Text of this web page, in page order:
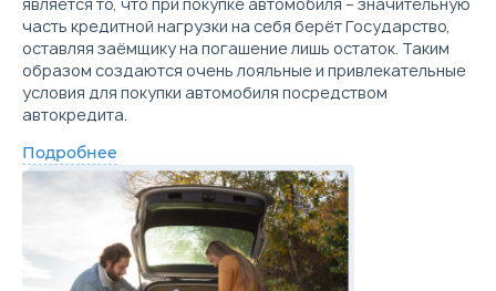
часть кредитной нагрузки на себя берёт Государство,
оставляя заёмщику на погашение лишь остаток. Таким
образом создаются очень лояльные и привлекательные
условия для покупки автомобиля посредством
автокредита.
Подробнее